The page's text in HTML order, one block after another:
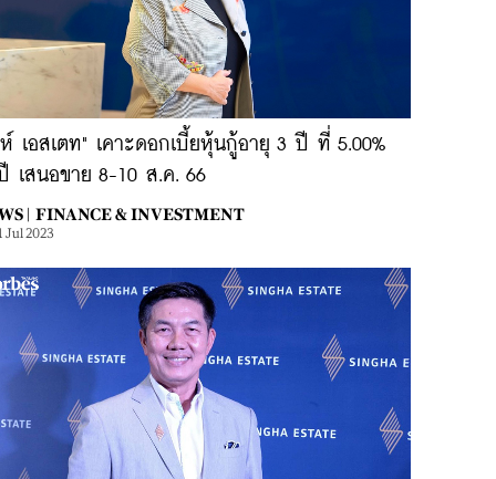
เอสเตท" เคาะดอกเบี้ยหุ้นกู้อายุ 3 ปี ที่ 5.00%
เสนอขาย 8-10 ส.ค. 66
| FINANCE & INVESTMENT
Jul 2023